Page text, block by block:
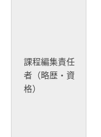
課程編集責任
者（略歴・資
格）